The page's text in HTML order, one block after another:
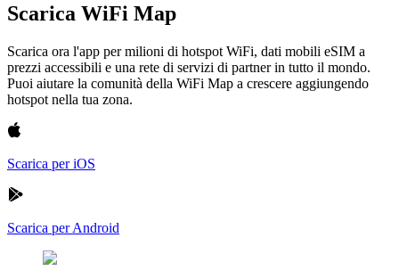
Scarica WiFi Map
Scarica ora l'app per milioni di hotspot WiFi, dati mobili eSIM a
prezzi accessibili e una rete di servizi di partner in tutto il mondo.
Puoi aiutare la comunità della WiFi Map a crescere aggiungendo
hotspot nella tua zona.
Scarica per iOS
Scarica per Android